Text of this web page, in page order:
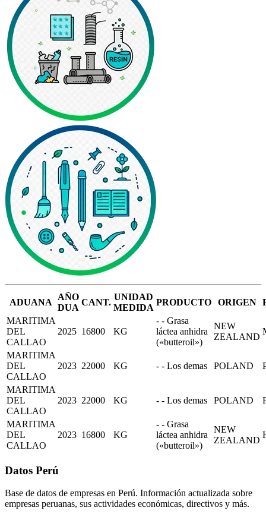
ADUANA
AÑO
DUA
CANT.
UNIDAD
MEDIDA
PRODUCTO ORIGEN
MARITIMA
DEL
CALLAO
2025 16800 KG
- - Grasa
láctea anhidra
(«butteroil»)
NEW
ZEALAND
MARITIMA
DEL
CALLAO
2023 22000 KG - - Los demas POLAND
MARITIMA
DEL
CALLAO
2023 22000 KG - - Los demas POLAND
MARITIMA
DEL
CALLAO
2023 16800 KG
- - Grasa
láctea anhidra
(«butteroil»)
NEW
ZEALAND
Datos Perú
Base de datos de empresas en Perú. Información actualizada sobre
empresas peruanas, sus actividades económicas, directivos y más.